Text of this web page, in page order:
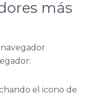
más
el icono de